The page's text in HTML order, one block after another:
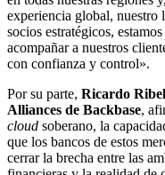
experiencia global, nuestro
socios estratégicos,
acompañar a nuestros
con confianza y control».
Por su parte, Ricardo
Alliances de Backbase,
cloud soberano, la
que los bancos de estos
cerrar la brecha entre las